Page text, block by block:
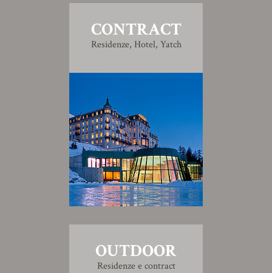
CONTRACT
Residenze, Hotel, Yatch
OUTDOOR
Residenze e contract